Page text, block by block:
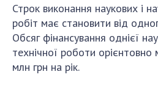
Строк виконання наукових і
робіт має становити від
Обсяг фінансування однієї
технічної роботи
млн грн на рік.